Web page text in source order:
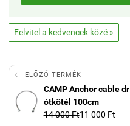
Felvitel a kedvencek közé »
 ELŐZŐ TERMÉK
CAMP Anchor cable dr
ótkötél 100cm
14 000 Ft11 000 Ft